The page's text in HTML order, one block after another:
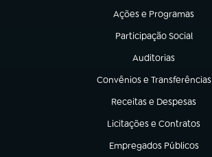
Ações e Programas
(abre em nova aba)
Participação Social
(abre em nova aba)
Auditorias
(abre em nova aba)
Convênios e Transferências
(abre em nova aba)
Receitas e Despesas
(abre em nova aba)
Licitações e Contratos
(abre em nova aba)
Empregados Públicos
(abre em nova aba)